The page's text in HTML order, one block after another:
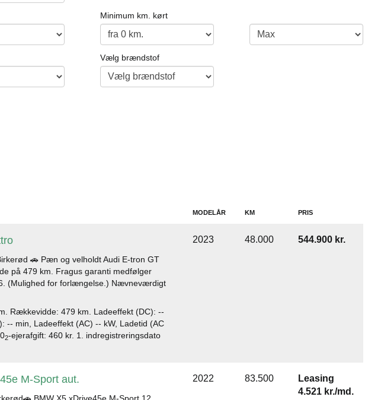
Minimum km. kørt
Vælg brændstof
MODELÅR KM PRIS
🚗 Pæn og velholdt Audi E-tron GT
på 479 km. Fragus garanti medfølger
(Mulighed for forlængelse.) Nævneværdigt
Rækkevidde: 479 km. Ladeeffekt (DC): --
-- min, Ladeeffekt (AC) -- kW, Ladetid (AC
2-ejerafgift: 460 kr. 1. indregistreringsdato
2023 48.000 544.900 kr.
M-Sport aut.
BMW X5 xDrive45e M-Sport 12
2022 83.500
Leasing
4.521 kr./md.